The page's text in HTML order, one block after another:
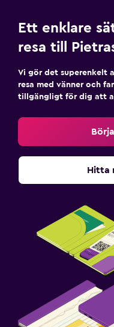
Ett enklare
resa till
Vi gör det superenkelt
resa med vänner och
tillgängligt för dig att
Hitta